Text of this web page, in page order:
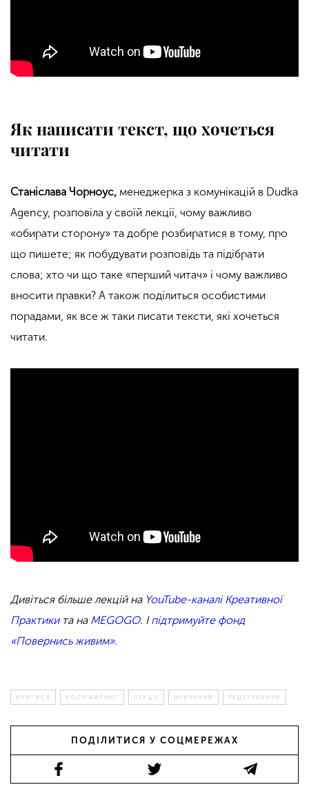
Як написати текст, що хочеться
читати
Станіслава Чорноус, менеджерка з комунікацій в Dudka
Agency, розповіла у своїй лекції, чому важливо
«обирати сторону» та добре розбиратися в тому, про
що пишете; як побудувати розповідь та підібрати
слова; хто чи що таке «перший читач» і чому важливо
вносити правки? А також поділиться особистими
порадами, як все ж таки писати тексти, які хочеться
читати.
Дивіться більше лекцій на YouTube-каналі Креативної
Практикита на MEGOGO. Іпідтримуйте фонд
«Повернись живим».
ВЧИТИСЯ КОПІРАЙТИНГ ЛЕКЦІЇ НАВЧАННЯ РЕДАГУВАННЯ
ПОДІЛИТИСЯ У СОЦМЕРЕЖАХ